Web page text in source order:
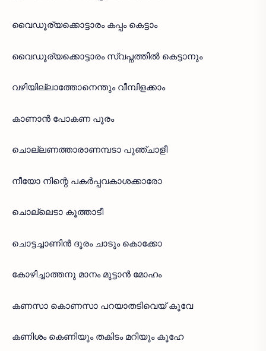
വൈഡൂര്യക്കൊട്ടാരം കപ്പം കെട്ടാം
വൈഡൂര്യക്കൊട്ടാരം സ്വപ്നത്തിൽ കെട്ടാനും
വഴിയില്ലാത്തോനെന്തും വീമ്പിളക്കാം
കാണാൻ പോകണ പൂരം
ചൊല്ലണത്താരാണമ്പടാ പുഞ്ചാളീ
നീയോ നിന്റെ പകർപ്പവകാശക്കാരോ
ചൊല്ലെടാ കൂത്താടീ
ചൊട്ടച്ചാണിൻ ദൂരം ചാടും കൊക്കോ
കോഴിച്ചാത്തനു മാനം മുട്ടാൻ മോഹം
കണസാ കൊണസാ പറയാതടിവെയ് കൂവേ
കണിശം കെണിയും തകിടം മറിയും കൂഹേ